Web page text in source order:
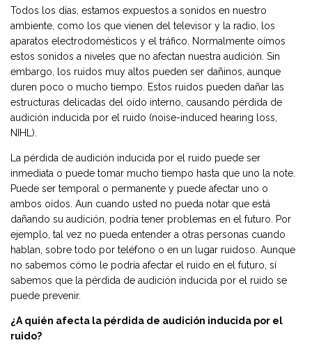
Todos los días, estamos expuestos a sonidos en nuestro
ambiente, como los que vienen del televisor y la radio, los
aparatos electrodomésticos y el tráfico. Normalmente oímos
estos sonidos a niveles que no afectan nuestra audición. Sin
embargo, los ruidos muy altos pueden ser dañinos, aunque
duren poco o mucho tiempo. Estos ruidos pueden dañar las
estructuras delicadas del oído interno, causando pérdida de
audición inducida por el ruido (noise-induced hearing loss,
NIHL).
La pérdida de audición inducida por el ruido puede ser
inmediata o puede tomar mucho tiempo hasta que uno la note.
Puede ser temporal o permanente y puede afectar uno o
ambos oídos. Aun cuando usted no pueda notar que está
dañando su audición, podría tener problemas en el futuro. Por
ejemplo, tal vez no pueda entender a otras personas cuando
hablan, sobre todo por teléfono o en un lugar ruidoso. Aunque
no sabemos cómo le podría afectar el ruido en el futuro, sí
sabemos que la pérdida de audición inducida por el ruido se
puede prevenir.
¿A quién afecta la pérdida de audición inducida por el
ruido?